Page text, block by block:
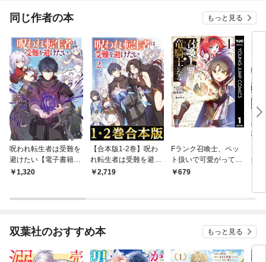
同じ作者の本 もっと見る
呪われ転生者は受難を
避けたい【電子書籍限
定書き下ろしSS付
1,320
【合本版1-2巻】呪わ
れ転生者は受難を避け
たい2,719
Fランク召喚士、ペッ
ト扱いで可愛がってい
た召喚獣がバハムート
679
師
双葉社のおすすめ本 もっと見る